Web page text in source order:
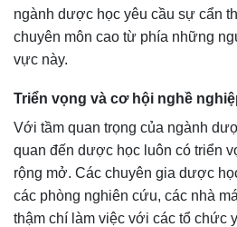
ngành dược học yêu cầu sự cẩn
chuyên môn cao từ phía những
vực này.
Triển vọng và cơ hội nghề
Với tầm quan trọng của ngành
quan đến dược học luôn có triển
rộng mở. Các chuyên gia dược
các phòng nghiên cứu, các nhà
thậm chí làm việc với các tổ chức